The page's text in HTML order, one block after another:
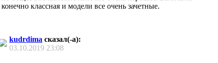
конечно классная и модели все очень зачетные.
kudrdima сказал(-а):
03.10.2019 23:08